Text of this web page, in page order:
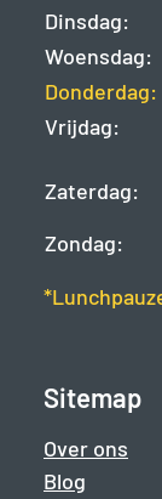
Dinsdag:
Woensdag:
Donderdag:
Vrijdag:
Zaterdag:
Zondag:
Sitemap
Over ons
Blog